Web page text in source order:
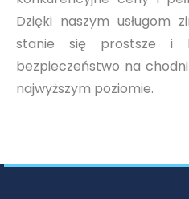
Dzięki naszym usługom
stanie się prostsze i
bezpieczeństwo na
najwyższym poziomie.